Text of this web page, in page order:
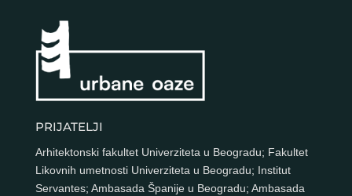
PRIJATELJI
Arhitektonski fakultet Univerziteta u Beogradu; Fakultet
Likovnih umetnosti Univerziteta u Beogradu; Institut
Servantes; Ambasada Španije u Beogradu; Ambasada